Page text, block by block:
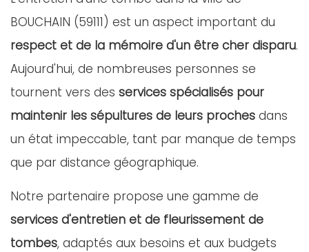
BOUCHAIN (59111) est un aspect important du
respect et de la mémoire d'un être cher disparu.
Aujourd'hui, de nombreuses personnes se
tournent vers des services spécialisés pour
maintenir les sépultures de leurs proches dans
un état impeccable, tant par manque de temps
que par distance géographique.
Notre partenaire propose une gamme de
services d'entretien et de fleurissement de
tombes, adaptés aux besoins et aux budgets